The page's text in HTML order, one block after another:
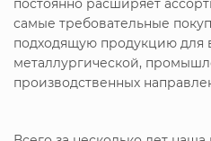
постоянно расширяет
самые требовательные
подходящую продукцию для
металлургической,
производственных